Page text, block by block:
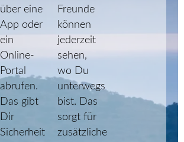
über eine
App oder
ein
Online-
Portal
abrufen.
Das gibt
Dir
Sicherheit
Freunde
können
jederzeit
sehen,
wo Du
unterwegs
bist. Das
sorgt für
zusätzliche